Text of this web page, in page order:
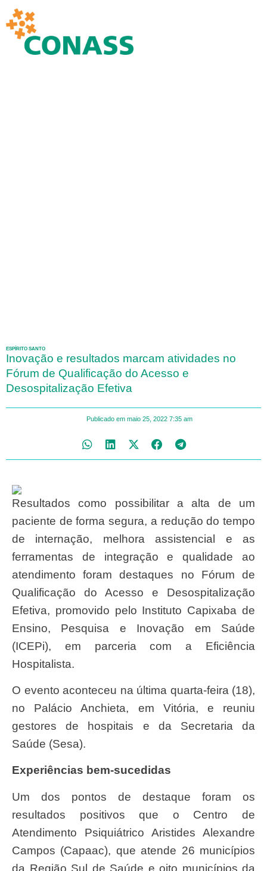
ESPÍRITO SANTO
Inovação e resultados marcam atividades no
Fórum de Qualificação do Acesso e
Desospitalização Efetiva
Publicado em maio 25, 2022 7:35 am
Resultados como possibilitar a alta de um
paciente de forma segura, a redução do tempo
de internação, melhora assistencial e as
ferramentas de integração e qualidade ao
atendimento foram destaques no Fórum de
Qualificação do Acesso e Desospitalização
Efetiva, promovido pelo Instituto Capixaba de
Ensino, Pesquisa e Inovação em Saúde
(ICEPi), em parceria com a Eficiência
Hospitalista.
O evento aconteceu na última quarta-feira (18),
no Palácio Anchieta, em Vitória, e reuniu
gestores de hospitais e da Secretaria da
Saúde (Sesa).
Experiências bem-sucedidas
Um dos pontos de destaque foram os
resultados positivos que o Centro de
Atendimento Psiquiátrico Aristides Alexandre
Campos (Capaac), que atende 26 municípios
da Região Sul de Saúde e oito municípios da